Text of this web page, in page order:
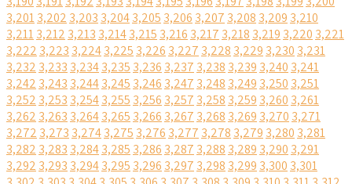
3,2013,202 3,203 3,2043,205 3,206 3,207 3,208 3,209 3,210
3,2113,212 3,213 3,2143,215 3,216 3,217 3,218 3,219 3,220 3,221
3,222 3,223 3,2243,225 3,226 3,227 3,228 3,229 3,230 3,231
3,232 3,233 3,2343,235 3,236 3,237 3,238 3,239 3,240 3,241
3,242 3,243 3,2443,245 3,246 3,247 3,248 3,249 3,250 3,251
3,252 3,253 3,2543,255 3,256 3,257 3,258 3,259 3,260 3,261
3,262 3,263 3,2643,265 3,266 3,267 3,268 3,269 3,270 3,271
3,272 3,273 3,2743,275 3,276 3,277 3,278 3,279 3,280 3,281
3,282 3,283 3,2843,285 3,286 3,287 3,288 3,289 3,290 3,291
3,292 3,293 3,2943,295 3,296 3,297 3,298 3,299 3,300 3,301